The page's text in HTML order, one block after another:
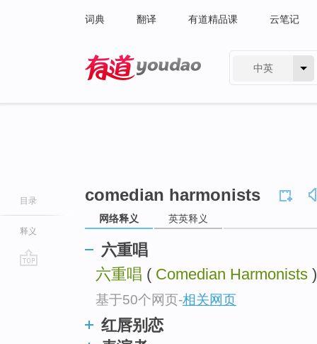
词典 翻译 有道精品课 云笔记
中英
目录
释义
comedian harmonists
网络释义 英英释义
六重唱
六重唱 ( Comedian Harmonists
基于50个网页-相关网页
红唇别恋